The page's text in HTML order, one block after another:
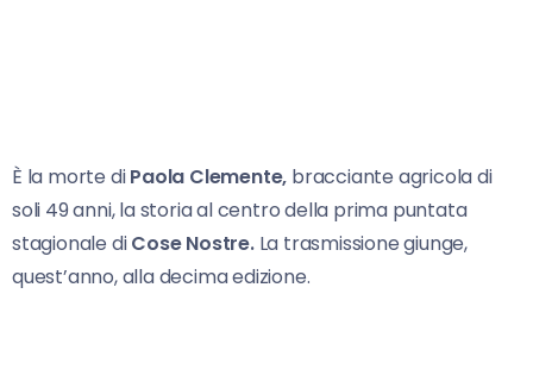
È la morte diPaola Clemente, bracciante agricola di
soli 49 anni, la storia al centro della prima puntata
stagionale diCose Nostre.La trasmissione giunge,
quest’anno, alla decima edizione.